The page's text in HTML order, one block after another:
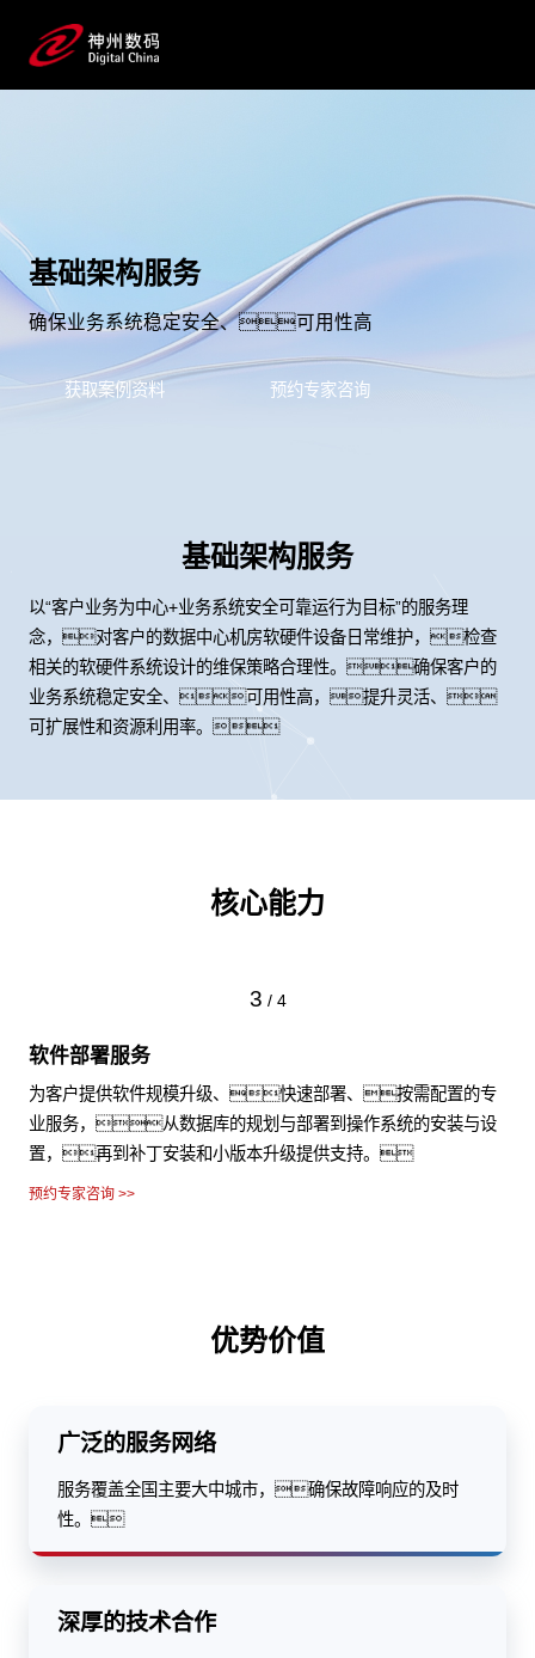
基础架构服务
确保业务系统稳定安全、可用性高
获取案例资料 预约专家咨询
基础架构服务
以“客户业务为中心+业务系统安全可靠运行为目标”的服务理
念，对客户的数据中心机房软硬件设备日常维护，检查
相关的软硬件系统设计的维保策略合理性。确保客户的
业务系统稳定安全、可用性高，提升灵活、
可扩展性和资源利用率。
核心能力
4 / 4
硬件部署服务
从基础部署准备、硬件基础部署、联调联
试、项目验收、越界面活动的全过程可追溯，保
证施工质量和进度。
预约专家咨询 >>
优势价值
广泛的服务网络
服务覆盖全国主要大中城市，确保故障响应的及时
性。
深厚的技术合作